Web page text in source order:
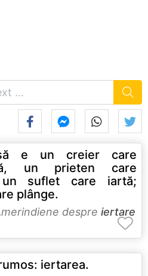
e un creier care
un prieten care
un suflet care iartă;
plânge.
despre iertare
iertarea.